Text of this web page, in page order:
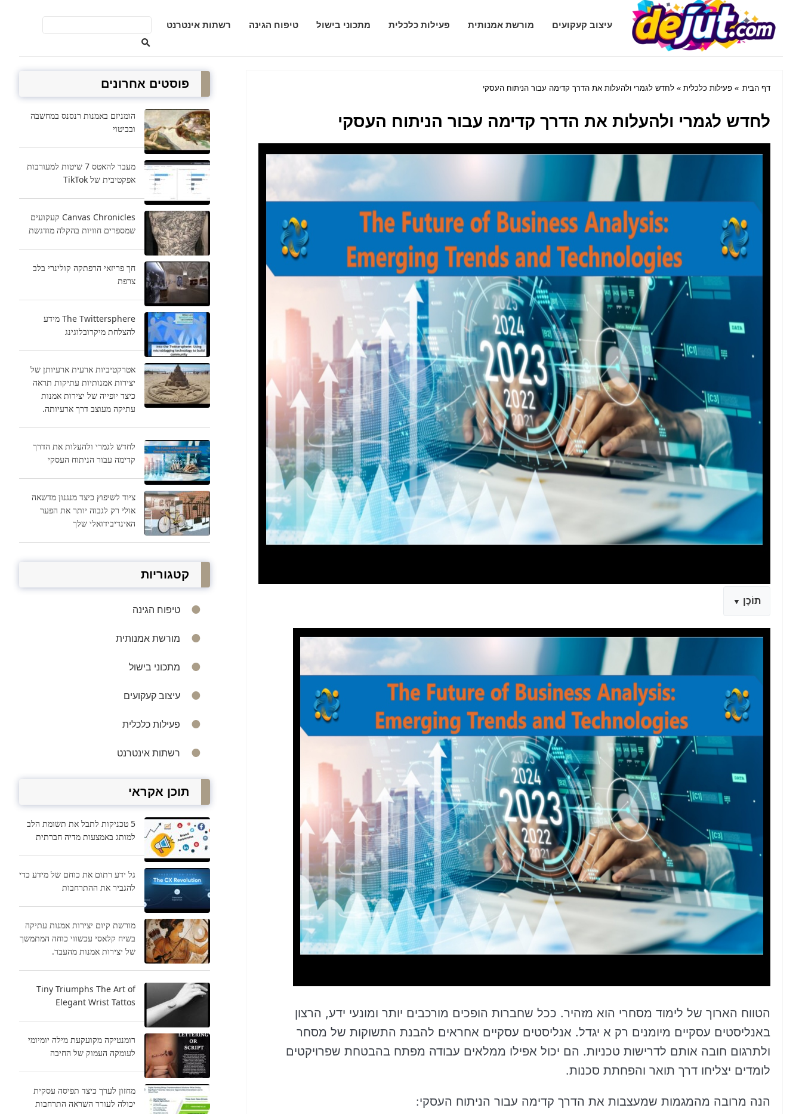
Dejut.com עיצוב קעקועים מורשת אמנותית פעילות כלכלית מתכוני בישול טיפוח הגינה רשתות אינטרנט
דף הבית » פעילות כלכלית » לחדש לגמרי ולהעלות את הדרך קדימה עבור הניתוח העסקי
לחדש לגמרי ולהעלות את הדרך קדימה עבור הניתוח העסקי
תוֹכֶן
הטווח הארוך של לימוד מסחרי הוא מזהיר. ככל שחברות הופכים מורכבים יותר ומונעי ידע, הרצון
באנליסטים עסקיים מיומנים רק א יגדל. אנליסטים עסקיים אחראים להבנת התשוקות של מסחר
ולתרגום חובה אותם לדרישות טכניות. הם יכול אפילו ממלאים עבודה מפתח בהבטחת שפרויקטים
לומדים יצליחו דרך תואר והפחתת סכנות.
הנה מרובה מהמגמות שמעצבות את הדרך קדימה עבור הניתוח העסקי:
פוסטים אחרונים
הומניזם באמנות רנסנס במחשבה
ובביטוי
מעבר להאטס 7 שיטות למעורבות
אפקטיבית של TikTok
Canvas Chronicles קעקועים
שמספרים חוויות בהקלה מודגשת
חך פריזאי הרפתקה קולינרי בלב
צרפת
The Twittersphere מידע
להצלחת מיקרובלוגינג
אטרקטיביות ארעית ארעיותן של
יצירות אמנותיות עתיקות תראה
כיצד יופייה של יצירות אמנות
עתיקה מעוצב דרך ארעיותה.
לחדש לגמרי ולהעלות את הדרך
קדימה עבור הניתוח העסקי
ציוד לשיפוץ כיצד מנגנון מדשאה
אולי רק לגבוה יותר את הפער
האינדיבידואלי שלך
קטגוריות
טיפוח הגינה
מורשת אמנותית
מתכוני בישול
עיצוב קעקועים
פעילות כלכלית
רשתות אינטרנט
תוכן אקראי
5 טכניקות לתבל את תשומת הלב
למותג באמצעות מדיה חברתית
גל ידע רתום את כוחם של מידע כדי
להגביר את ההתרחבות
מורשת קיום יצירות אמנות עתיקה
בשיח קלאסי עכשווי כוחה המתמשך
של יצירות אמנות מהעבר.
Tiny Triumphs The Art of
Elegant Wrist Tattos
רומנטיקה מקועקעת מילה יומיומי
לעומקה העמוק של החיבה
מחזון לערך כיצד תפיסה עסקית
יכולה לעורר השראה התרחבות